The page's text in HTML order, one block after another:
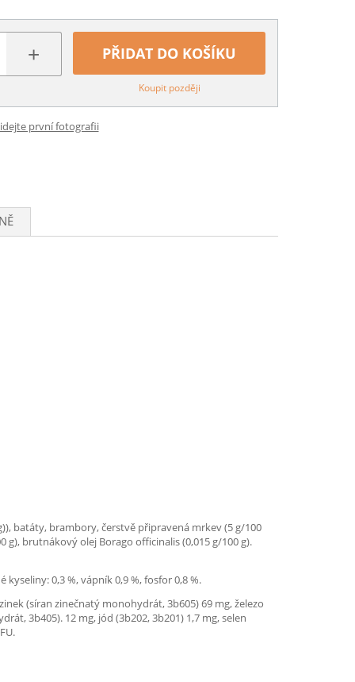
+ PŘIDAT DO KOŠÍKU
Koupit později
první fotografii
batáty, brambory, čerstvě připravená mrkev (5 g/100
g), brutnákový olej Borago officinalis (0,015 g/100 g).
0,3 %, vápník 0,9 %, fosfor 0,8 %.
(síran zinečnatý monohydrát, 3b605) 69 mg, železo
3b405). 12 mg, jód (3b202, 3b201) 1,7 mg, selen